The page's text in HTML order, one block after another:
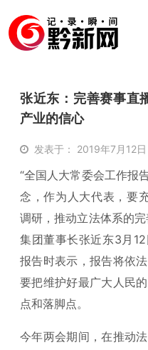
张近东：完善赛事直
产业的信心
发表于： 2019年7月12日
“全国人大常委会工作报
念，作为人大代表，要
调研，推动立法体系的
集团董事长张近东3月
报告时表示，报告将依
要把维护好最广大人民
点和落脚点。
今年两会期间，在推动